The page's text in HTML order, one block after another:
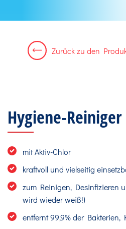
Zurück zu den
Hygiene-
mit Aktiv-Chlor
kraftvoll und vielseitig
zum Reinigen, Desinfizieren
wird wieder weiß!)
entfernt 99,9% der Bakterien,